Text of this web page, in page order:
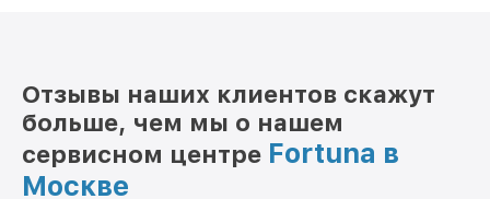
Отзывы наших клиентов скажут
больше, чем мы о нашем
сервисном центре Fortuna в
Москве